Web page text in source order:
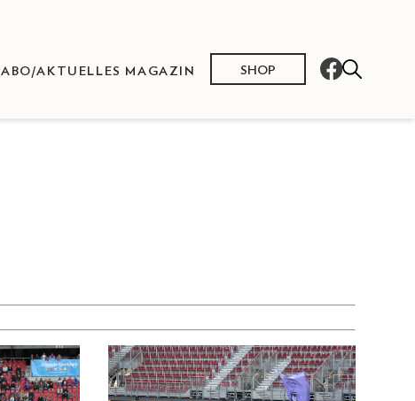
ABO/AKTUELLES MAGAZIN SHOP